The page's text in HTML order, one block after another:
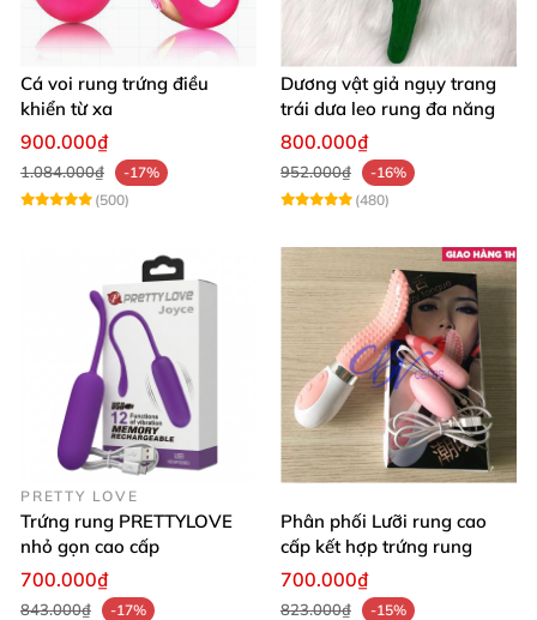
Cá voi rung trứng điều
khiển từ xa
900.000₫
1.084.000₫
-17%
(500)
Dương vật giả ngụy trang
trái dưa leo rung đa năng
800.000₫
952.000₫
-16%
(480)
PRETTY LOVE
Trứng rung PRETTYLOVE
nhỏ gọn cao cấp
700.000₫
843.000₫
-17%
Phân phối Lưỡi rung cao
cấp kết hợp trứng rung
700.000₫
823.000₫
-15%